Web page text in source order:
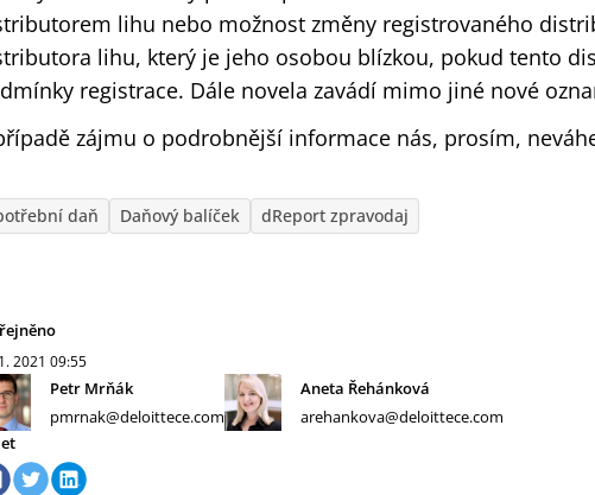
lihu nebo možnost změny registrovaného
lihu, který je jeho osobou blízkou, pokud tento
registrace. Dále novela zavádí mimo jiné nové
zájmu o podrobnější informace nás, prosím,
daň Daňový balíček dReport zpravodaj
2021 09:55
Petr Mrňák
pmrnak@deloittece.com
Aneta Řehánková
arehankova@deloittece.com